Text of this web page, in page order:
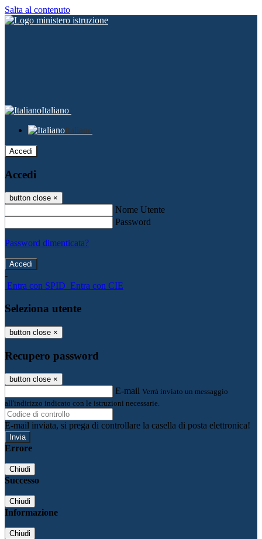
Salta al contenuto
Italiano
Italiano
Accedi
Accedi
button close ×
Nome Utente
Password
Password dimenticata?
-
Entra con SPID Entra con CIE
Seleziona utente
button close ×
Recupero password
button close ×
E-mail Verrà inviato un messaggio
all'indirizzo indicato con le istruzioni necessarie.
E-mail inviata, si prega di controllare la casella di posta elettronica!
Errore
Chiudi
Successo
Chiudi
Informazione
Chiudi